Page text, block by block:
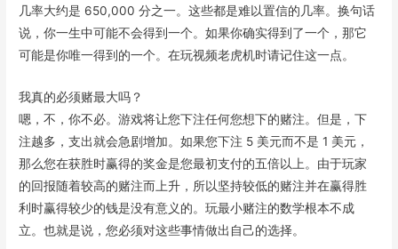
几率大约是 650,000 分之一。这些都是难以置信的几率。换句话
说，你一生中可能不会得到一个。如果你确实得到了一个，那它
可能是你唯一得到的一个。在玩视频老虎机时请记住这一点。
我真的必须赌最大吗？
嗯，不，你不必。游戏将让您下注任何您想下的赌注。但是，下
注越多，支出就会急剧增加。如果您下注 5 美元而不是 1 美元，
那么您在获胜时赢得的奖金是您最初支付的五倍以上。由于玩家
的回报随着较高的赌注而上升，所以坚持较低的赌注并在赢得胜
利时赢得较少的钱是没有意义的。玩最小赌注的数学根本不成
立。也就是说，您必须对这些事情做出自己的选择。